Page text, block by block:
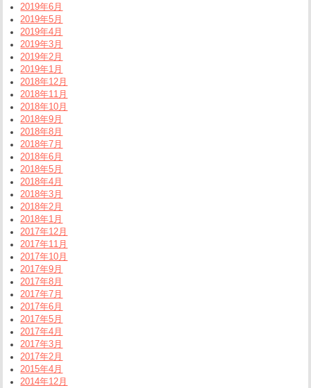
2019年6月
2019年5月
2019年4月
2019年3月
2019年2月
2019年1月
2018年12月
2018年11月
2018年10月
2018年9月
2018年8月
2018年7月
2018年6月
2018年5月
2018年4月
2018年3月
2018年2月
2018年1月
2017年12月
2017年11月
2017年10月
2017年9月
2017年8月
2017年7月
2017年6月
2017年5月
2017年4月
2017年3月
2017年2月
2015年4月
2014年12月